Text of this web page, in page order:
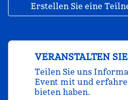
Erstellen Sie eine
VERANSTALTEN
Teilen Sie uns
Event mit und
bieten haben.